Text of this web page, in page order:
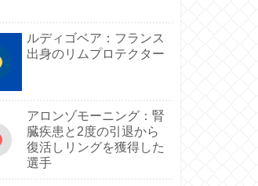
ルディゴベア：フランス
出身のリムプロテクター
アロンゾモーニング：腎
臓疾患と2度の引退から
復活しリングを獲得した
選手